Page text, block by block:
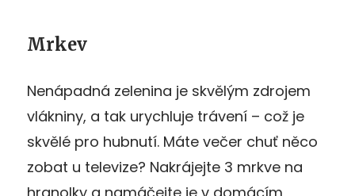
Mrkev
Nenápadná zelenina je skvělým zdrojem
vlákniny, a tak urychluje trávení – což je
skvělé pro hubnutí. Máte večer chuť něco
zobat u televize? Nakrájejte 3 mrkve na